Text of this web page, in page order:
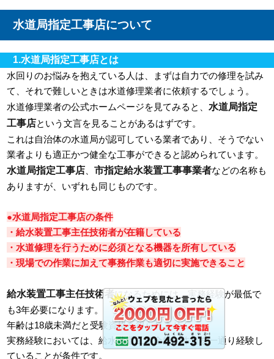
水道局指定工事店について
1.水道局指定工事店とは
水回りのお悩みを抱えている人は、まずは自力での修理を試み
て、それで難しいときは水道修理業者に依頼するでしょう。
水道修理業者の公式ホームページを見てみると、水道局指定
工事店という文言を見ることがあるはずです。
これは自治体の水道局が認可している業者であり、そうでない
業者よりも適正かつ健全な工事ができると認められています。
水道局指定工事店、市指定給水装置工事事業者などの名称も
ありますが、いずれも同じものです。
●水道局指定工事店の条件
・給水装置工事主任技術者が在籍している
・水道修理を行うために必須となる機器を所有している
・現場での作業に加えて事務作業も適切に実施できること
給水装置工事主任技術者になるためには、実務経験が最低で
も3年必要になります。
年齢は18歳未満だと受験資格を得られません。
実務経験においては、給水装置工事全般の作業を一通り経験し
ていることが条件です。